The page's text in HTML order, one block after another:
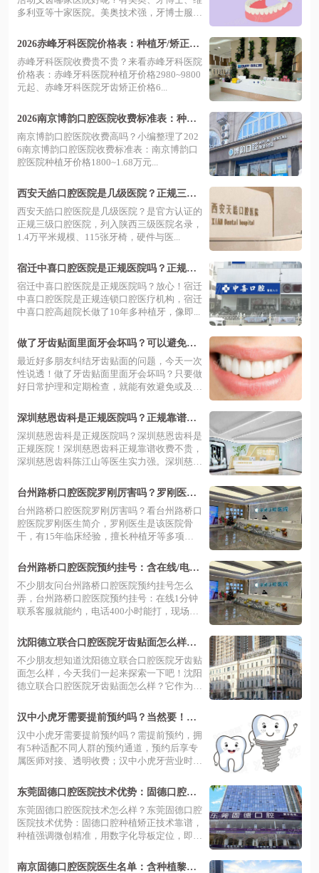
多利亚等十家医院。美奥技术强，牙博士服
2026赤峰牙科医院价格表：种植牙/矫正价
格及赤峰牙科医院排名前十
赤峰牙科医院收费贵不贵？来看赤峰牙科医院
价格表：赤峰牙科医院种植牙价格2980~9800
元起、赤峰牙科医院牙齿矫正价格6...
2026南京博韵口腔医院收费标准表：种植
牙1800+牙齿矫正5800起
南京博韵口腔医院收费高吗？小编整理了202
6南京博韵口腔医院收费标准表：南京博韵口
腔医院种植牙价格1800~1.68万元...
西安天皓口腔医院是几级医院？正规三
级！实力强性价比高，丈八一路地铁直
达！
西安天皓口腔医院是几级医院？是官方认证的
正规三级口腔医院，列入陕西三级医院名录，
1.4万平米规模、115张牙椅，硬件与医...
宿迁中喜口腔医院是正规医院吗？正规连
锁口碑好且价格透明，地址在宿城区黄运
路25号
宿迁中喜口腔医院是正规医院吗？放心！宿迁
中喜口腔医院是正规连锁口腔医疗机构，宿迁
中喜口腔高超院长做了10年多种植牙，像即...
做了牙齿贴面里面牙会坏吗？可以避免！
规范护理能防龋+树脂3-6年/瓷贴面8-10年
最近好多朋友纠结牙齿贴面的问题，今天一次
性说透！做了牙齿贴面里面牙会坏吗？只要做
好日常护理和定期检查，就能有效避免或及
深圳慈恩齿科是正规医院吗？正规靠谱收
费不贵，陈江山等医生实力强！
深圳慈恩齿科是正规医院吗？深圳慈恩齿科是
正规医院！深圳慈恩齿科正规靠谱收费不贵，
深圳慈恩齿科陈江山等医生实力强。深圳慈
台州路桥口腔医院罗刚厉害吗？罗刚医生
简介+技术优势+口碑评价+预约挂号
台州路桥口腔医院罗刚厉害吗？看台州路桥口
腔医院罗刚医生简介，罗刚医生是该医院骨
干，有15年临床经验，擅长种植牙等多项
台州路桥口腔医院预约挂号：含在线/电话
等预约方式，地址在腾达路677号好找
不少朋友问台州路桥口腔医院预约挂号怎么
弄，台州路桥口腔医院预约挂号：在线1分钟
联系客服就能约，电话400小时能打，现场
沈阳德立联合口腔医院牙齿贴面怎么样？
进口超薄瓷贴面配数字化技术，效果自然
且耐用！
不少朋友想知道沈阳德立联合口腔医院牙齿贴
面怎么样，今天我们一起来探索一下吧！沈阳
德立联合口腔医院牙齿贴面怎么样？它作为
汉中小虎牙需要提前预约吗？当然要！附
全周营业时间+东门桥门店详细地址
汉中小虎牙需要提前预约吗？需提前预约，拥
有5种适配不同人群的预约通道，预约后享专
属医师对接、透明收费；汉中小虎牙营业时
东莞固德口腔医院技术优势：固德口腔种
植矫正技术靠谱+医生实力强+收费不贵
东莞固德口腔医院技术怎么样？东莞固德口腔
医院技术优势：固德口腔种植矫正技术靠谱，
种植强调微创精准，用数字化导板定位，即
南京固德口腔医院医生名单：含种植黎万